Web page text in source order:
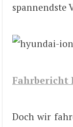
spannendste
Fahrbericht
Doch wir